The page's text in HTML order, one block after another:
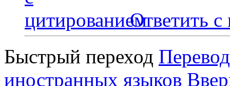
Ответить с
Быстрый переход
иностранных языков